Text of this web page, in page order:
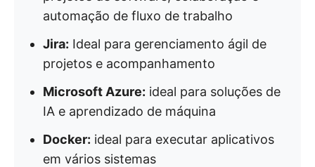
automação de fluxo de trabalho
Jira: Ideal para gerenciamento ágil de
projetos e acompanhamento
Microsoft Azure: ideal para soluções de
IA e aprendizado de máquina
Docker: ideal para executar aplicativos
em vários sistemas